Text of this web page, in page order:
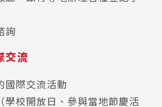
詢
交流
國際交流活動
學校開放日、參與當地節慶活